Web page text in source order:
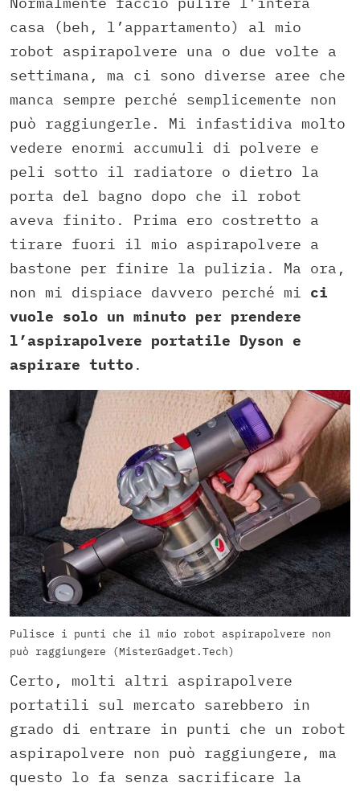
casa (beh, l’appartamento) al mio
robot aspirapolvere una o due volte a
settimana, ma ci sono diverse aree che
manca sempre perché semplicemente non
può raggiungerle. Mi infastidiva molto
vedere enormi accumuli di polvere e
peli sotto il radiatore o dietro la
porta del bagno dopo che il robot
aveva finito. Prima ero costretto a
tirare fuori il mio aspirapolvere a
bastone per finire la pulizia. Ma ora,
non mi dispiace davvero perché mi ci
vuole solo un minuto per prendere
l’aspirapolvere portatile Dyson e
aspirare tutto .
Pulisce i punti che il mio robot aspirapolvere non
può raggiungere (MisterGadget.Tech)
Certo, molti altri aspirapolvere
portatili sul mercato sarebbero in
grado di entrare in punti che un robot
aspirapolvere non può raggiungere, ma
questo lo fa senza sacrificare la